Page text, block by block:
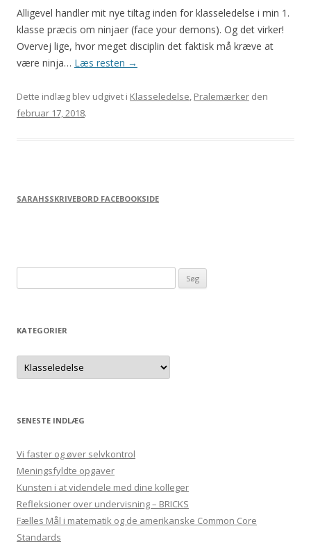
Alligevel handler mit nye tiltag inden for klasseledelse i min 1.
klasse præcis om ninjaer (face your demons). Og det virker!
Overvej lige, hvor meget disciplin det faktisk må kræve at
være ninja… Læs resten →
Dette indlæg blev udgivet i Klasseledelse, Pralemærker den
februar 17, 2018.
SARAHSSKRIVEBORD FACEBOOKSIDE
efter:
KATEGORIER
Kategorier
SENESTE INDLÆG
Vi faster og øver selvkontrol
Meningsfyldte opgaver
Kunsten i at videndele med dine kolleger
Refleksioner over undervisning – BRICKS
Fælles Mål i matematik og de amerikanske Common Core
Standards